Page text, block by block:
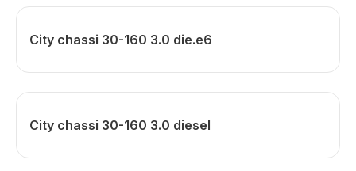
City chassi 30-160 3.0 die.e6
City chassi 30-160 3.0 diesel